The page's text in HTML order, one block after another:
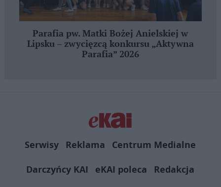
Parafia pw. Matki Bożej Anielskiej w
Lipsku – zwycięzcą konkursu „Aktywna
Parafia” 2026
Serwisy Reklama
Centrum Medialne
Darczyńcy KAI
eKAI poleca
Redakcja